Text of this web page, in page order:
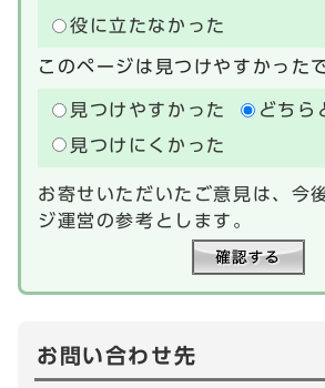
役に立たなかった
このページは見つけやすかった
見つけやすかった
どちら
見つけにくかった
お寄せいただいたご意見は、今
ジ運営の参考とします。
お問い合わせ先